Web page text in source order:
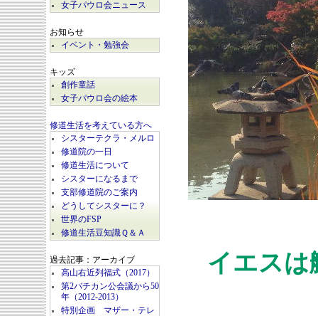
女子パウロ会ニュース
お知らせ
イベント・勉強会
キッズ
創作童話
女子パウロ会の絵本
修道生活を考えている方へ
シスターテクラ・メルロ
修道院の一日
修道生活について
シスターになるまで
支部修道院のご案内
どうしてシスターに？
世界のFSP
修道生活豆知識Ｑ＆Ａ
過去記事：アーカイブ
高山右近列福式（2017）
第2バチカン公会議から50
年（2012-2013）
特別企画 マザー・テレ
イエスは